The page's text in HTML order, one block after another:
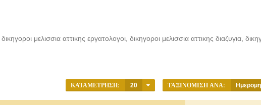
μελισσια αττικης εργατολογοι, δικηγοροι μελισσια αττικης διαζυγια,
ΚΑΤΑΜΈΤΡΗΣΗ: 20 ΤΑΞΙΝΌΜΙΣΗ ΑΝΆ: